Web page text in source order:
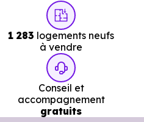
police de Toulouse - Secteur
en voiture ou à 339 m, soit 4
Lalande à 1.4 km, soit 2 min
17 min à pied.
1 283 logements neufs
à vendre
Conseil et
accompagnement
gratuits